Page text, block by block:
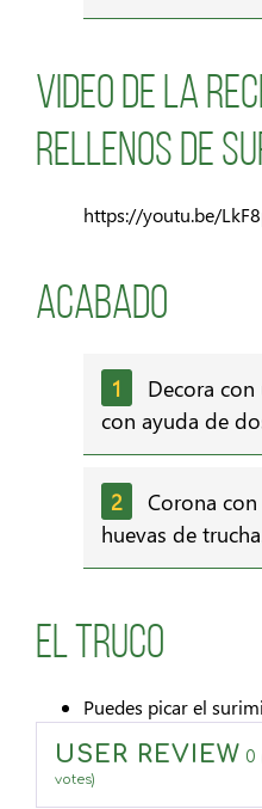
Video de la
rellenos de
https://youtu.be/
Acabado
Decora
con ayuda de
Corona
huevas de
El Truco
Puedes picar el
USER REVIEW 0
votes)